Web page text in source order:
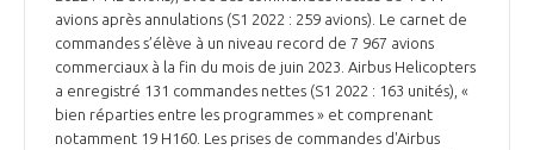
LA MÉDIATION AU-DELÀ DE LA FILIÈRE AÉRONAUTIQUE ET SPATIALE
PRENDRE CONTACT AVEC LE MÉDIATEUR DE LA FILIÈRE
CHIFFRES CLÉS
LES ENJEUX
avions après annulations (S1 2022 : 259 avions). Le carnet de
commandes s’élève à un niveau record de 7 967 avions
commerciaux à la fin du mois de juin 2023. Airbus Helicopters
a enregistré 131 commandes nettes (S1 2022 : 163 unités), «
bien réparties entre les programmes » et comprenant
notamment 19 H160. Les prises de commandes d'Airbus